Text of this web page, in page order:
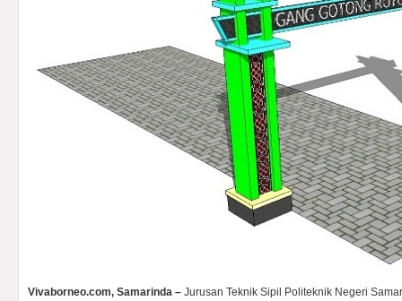
Vivaborneo.com, Samarinda – Jurusan Teknik Sipil Politeknik Negeri